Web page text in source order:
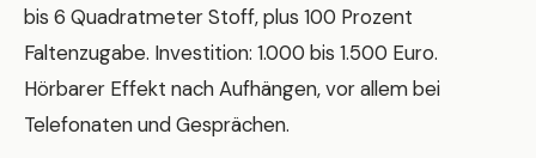
bis 6 Quadratmeter Stoff, plus 100 Prozent
Faltenzugabe. Investition: 1.000 bis 1.500 Euro.
Hörbarer Effekt nach Aufhängen, vor allem bei
Telefonaten und Gesprächen.